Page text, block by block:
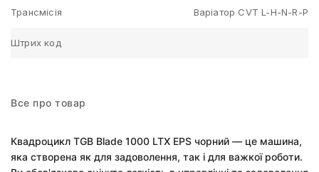
Трансмісія Варіатор CVT L-H-N-R-P
Штрих код
Все про товар
Квадроцикл TGB Blade 1000 LTX EPS чорний — це машина,
яка створена як для задоволення, так і для важкої роботи.